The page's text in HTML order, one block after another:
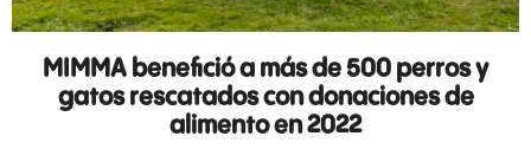
MIMMA benefició a más de 500 perros y
gatos rescatados con donaciones de
alimento en 2022